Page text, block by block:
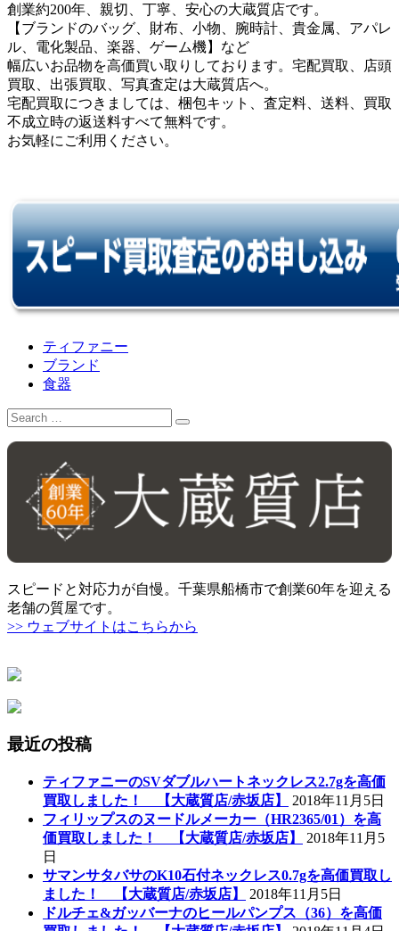
創業約200年、親切、丁寧、安心の大蔵質店です。
【ブランドのバッグ、財布、小物、腕時計、貴金属、アパレ
ル、電化製品、楽器、ゲーム機】など
幅広いお品物を高価買い取りしております。宅配買取、店頭
買取、出張買取、写真査定は大蔵質店へ。
宅配買取につきましては、梱包キット、査定料、送料、買取
不成立時の返送料すべて無料です。
お気軽にご利用ください。
ティファニー
ブランド
食器
Search
for:
スピードと対応力が自慢。千葉県船橋市で創業60年を迎える
老舗の質屋です。
>> ウェブサイトはこちらから
最近の投稿
ティファニーのSVダブルハートネックレス2.7gを高価
買取しました！ 【大蔵質店/赤坂店】
2018年11月5日
フィリップスのヌードルメーカー（HR2365/01）を高
価買取しました！ 【大蔵質店/赤坂店】
2018年11月5
日
サマンサタバサのK10石付ネックレス0.7gを高価買取し
ました！ 【大蔵質店/赤坂店】
2018年11月5日
ドルチェ&ガッバーナのヒールパンプス（36）を高価